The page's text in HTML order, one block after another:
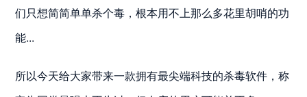
们只想简简单单杀个毒，根本用不上那么多花里胡哨的功
能...
所以今天给大家带来一款拥有最尖端科技的杀毒软件，称